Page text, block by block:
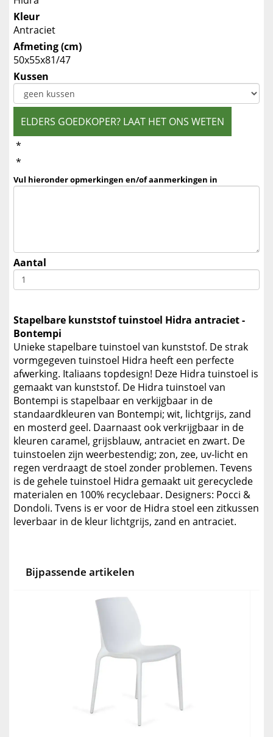
Kleur
Antraciet
Afmeting (cm)
50x55x81/47
Kussen
ELDERS GOEDKOPER? LAAT HET ONS WETEN
*
*
Vul hieronder opmerkingen en/of aanmerkingen in
Aantal
Stapelbare kunststof tuinstoel Hidra antraciet -
Bontempi
Unieke stapelbare tuinstoel van kunststof. De strak
vormgegeven tuinstoel Hidra heeft een perfecte
afwerking. Italiaans topdesign! Deze Hidra tuinstoel is
gemaakt van kunststof. De Hidra tuinstoel van
Bontempi is stapelbaar en verkijgbaar in de
standaardkleuren van Bontempi; wit, lichtgrijs, zand
en mosterd geel. Daarnaast ook verkrijgbaar in de
kleuren caramel, grijsblauw, antraciet en zwart. De
tuinstoelen zijn weerbestendig; zon, zee, uv-licht en
regen verdraagt de stoel zonder problemen. Tevens
is de gehele tuinstoel Hidra gemaakt uit gerecyclede
materialen en 100% recyclebaar. Designers: Pocci &
Dondoli. Tvens is er voor de Hidra stoel een zitkussen
leverbaar in de kleur lichtgrijs, zand en antraciet.
Bijpassende artikelen